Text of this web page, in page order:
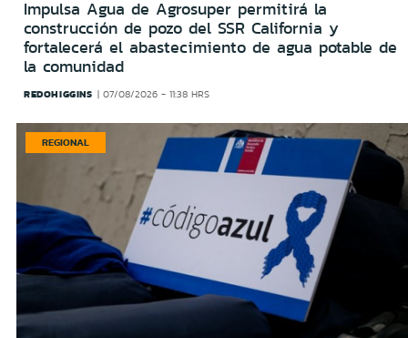
Impulsa Agua de Agrosuper permitirá la
construcción de pozo del SSR California y
fortalecerá el abastecimiento de agua potable de
la comunidad
REDOHIGGINS 07/08/2026 - 11:38 HRS
REGIONAL